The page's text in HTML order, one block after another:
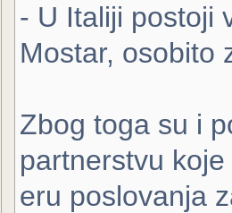
- U Italiji postoji
Mostar, osobito
Zbog toga su i
partnerstvu
eru poslovanja